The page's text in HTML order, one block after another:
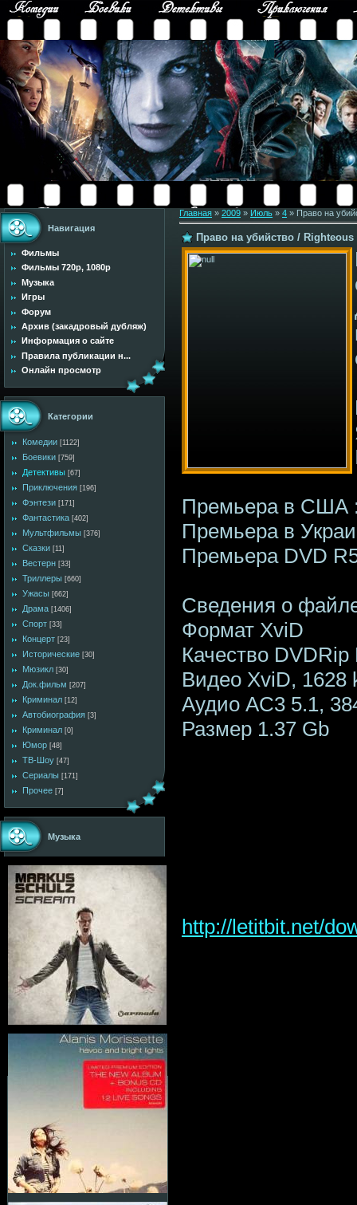
Навигация
Фильмы
Фильмы 720p, 1080p
Музыка
Игры
Форум
Архив (закадровый дубляж)
Информация о сайте
Правила публикации н...
Онлайн просмотр
Категории
Комедии [1122]
Боевики [759]
Детективы [67]
Приключения [196]
Фэнтези [171]
Фантастика [402]
Мультфильмы [376]
Сказки [11]
Вестерн [33]
Триллеры [660]
Ужасы [662]
Драма [1406]
Спорт [33]
Концерт [23]
Исторические [30]
Мюзикл [30]
Док.фильм [207]
Криминал [12]
Автобиография [3]
Криминал [0]
Юмор [48]
ТВ-Шоу [47]
Сериалы [171]
Прочее [7]
Музыка
Главная » 2009 » Июль » 4 » Право на
Право на убийство / Righteous
Премьера в США :
Премьера в
Премьера DVD
Сведения о
Формат XviD
Качество DVDRip
Видео XviD, 1628
Аудио AC3 5.1,
Размер 1.37 Gb
http://letitbit.net/